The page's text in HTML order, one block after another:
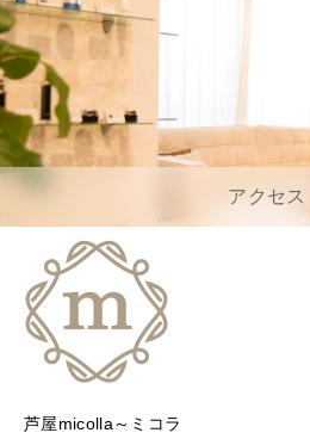
アクセス
芦屋micolla～ミコラ